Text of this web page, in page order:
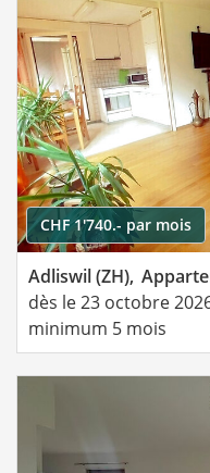
CHF 1'740.- par mois
Adliswil (ZH),
dès le 23 octobre
minimum 5 mois